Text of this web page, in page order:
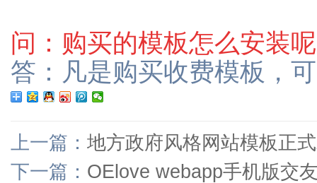
问：购买的模板怎么安装
答：凡是购买收费模板，
上一篇： 地方政府风格网站模板正
下一篇： OElove webapp手机版交